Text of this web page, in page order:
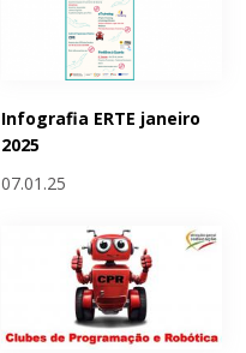
Infografia ERTE janeiro
2025
07.01.25